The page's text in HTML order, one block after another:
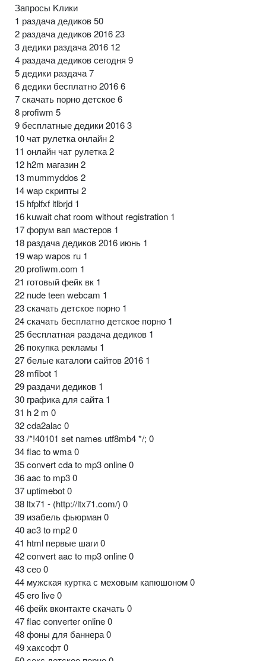
Запросы Kлики
1 раздача дедиков 50
2 раздача дедиков 2016 23
3 дедики раздача 2016 12
4 раздача дедиков сегодня 9
5 дедики раздача 7
6 дедики бесплатно 2016 6
7 скачать порно детское 6
8 profiwm 5
9 бесплатные дедики 2016 3
10 чат рулетка онлайн 2
11 онлайн чат рулетка 2
12 h2m магазин 2
13 mummyddos 2
14 wap скрипты 2
15 hfplfxf ltlbrjd 1
16 kuwait chat room without registration 1
17 форум вап мастеров 1
18 раздача дедиков 2016 июнь 1
19 wap wapos ru 1
20 profiwm.com 1
21 готовый фейк вк 1
22 nude teen webcam 1
23 скачать детское порно 1
24 скачать бесплатно детское порно 1
25 бесплатная раздача дедиков 1
26 покупка рекламы 1
27 белые каталоги сайтов 2016 1
28 mfibot 1
29 раздачи дедиков 1
30 графика для сайта 1
31 h 2 m 0
32 cda2alac 0
33 /*!40101 set names utf8mb4 */; 0
34 flac to wma 0
35 convert cda to mp3 online 0
36 aac to mp3 0
37 uptimebot 0
38 ltx71 - (http://ltx71.com/) 0
39 изабель фьюрман 0
40 ac3 to mp2 0
41 html первые шаги 0
42 convert aac to mp3 online 0
43 сео 0
44 мужская куртка с меховым капюшоном 0
45 ero live 0
46 фейк вконтакте скачать 0
47 flac converter online 0
48 фоны для баннера 0
49 хаксофт 0